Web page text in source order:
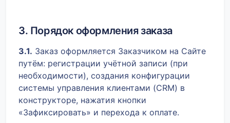
3. Порядок оформления заказа
3.1. Заказ оформляется Заказчиком на Сайте
путём: регистрации учётной записи (при
необходимости), создания конфигурации
системы управления клиентами (CRM) в
конструкторе, нажатия кнопки
«Зафиксировать» и перехода к оплате.